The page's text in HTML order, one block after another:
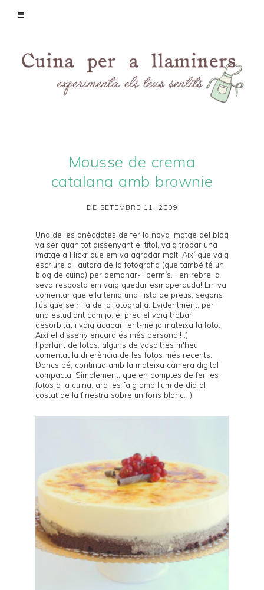
Mousse de crema
catalana amb brownie
DE SETEMBRE 11, 2009
Una de les anècdotes de fer la nova imatge del blog
va ser quan tot dissenyant el títol, vaig trobar una
imatge a Flickr que em va agradar molt. Així que vaig
escriure a l'autora de la fotografia (que també té un
blog de cuina) per demanar-li permís. I en rebre la
seva resposta em vaig quedar esmaperduda! Em va
comentar que ella tenia una llista de preus, segons
l'ús que se'n fa de la fotografia. Evidentment, per
una estudiant com jo, el preu el vaig trobar
desorbitat i vaig acabar fent-me jo mateixa la foto.
Així el disseny encara és més personal! ;)
I parlant de fotos, alguns de vosaltres m'heu
comentat la diferència de les fotos més recents.
Doncs bé, continuo amb la mateixa càmera digital
compacta. Simplement, que en comptes de fer les
fotos a la cuina, ara les faig amb llum de dia al
costat de la finestra sobre un fons blanc. ;)